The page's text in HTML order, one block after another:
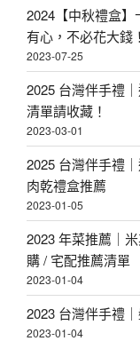
2024【中秋禮盒
有心，不必花大錢！
2023-07-25
2025 台灣伴手禮
清單請收藏！
2023-03-01
2025 台灣伴手禮
肉乾禮盒推薦
2023-01-05
2023 年菜推薦｜
購 / 宅配推薦清單
2023-01-04
2023 台灣伴手禮
2023-01-04